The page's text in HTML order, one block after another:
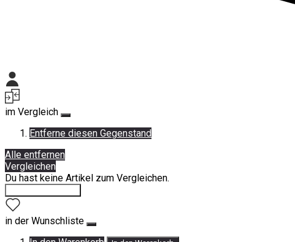
im Vergleich
Entferne diesen Gegenstand
Alle entfernen
Vergleichen
Du hast keine Artikel zum Vergleichen.
in der Wunschliste